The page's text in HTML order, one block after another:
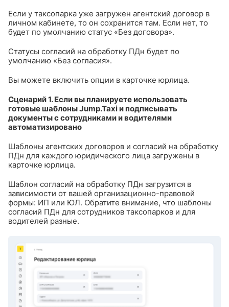
Если у таксопарка уже загружен агентский договор в
личном кабинете, то он сохранится там. Если нет, то
будет по умолчанию статус «Без договора».
Статусы согласий на обработку ПДн будет по
умолчанию «Без согласия».
Вы можете включить опции в карточке юрлица.
Сценарий 1. Если вы планируете использовать
готовые шаблоны Jump.Taxi и подписывать
документы с сотрудниками и водителями
автоматизировано
Шаблоны агентских договоров и согласий на обработку
ПДн для каждого юридического лица загружены в
карточке юрлица.
Шаблон согласий на обработку ПДн загрузится в
зависимости от вашей организационно-правовой
формы: ИП или ЮЛ. Обратите внимание, что шаблоны
согласий ПДн для сотрудников таксопарков и для
водителей разные.